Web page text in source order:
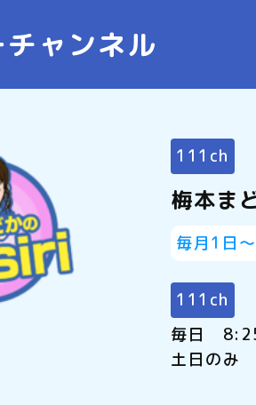
ャンネル
111ch
梅本ま
毎月1日
111ch
毎日
土日のみ